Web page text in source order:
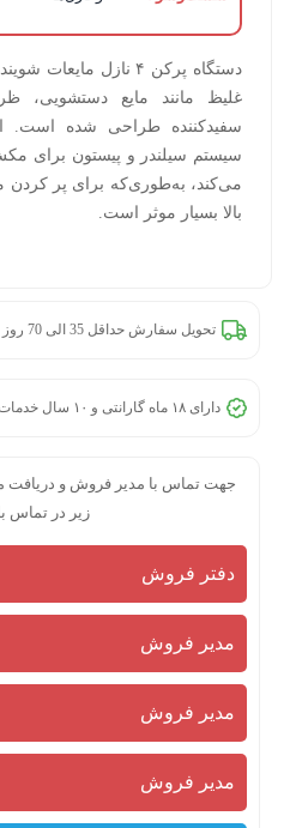
دستگاه پرکن ۴ نازل
غلیظ مانند مایع دستشویی،
سفیدکننده طراحی شده است.
سیستم سیلندر و پیستون برای
می‌کند، به‌طوری‌که برای پر کردن
بالا بسیار موثر است.
تحویل سفارش حداقل 35 الی 70 روز کاری
دارای ۱۸ ماه گارانتی و ۱۰ سال خدمات پس از فروش
جهت تماس با مدیر فروش و دریافت
زیر در تماس
دفتر فروش
مدیر فروش
مدیر فروش
مدیر فروش